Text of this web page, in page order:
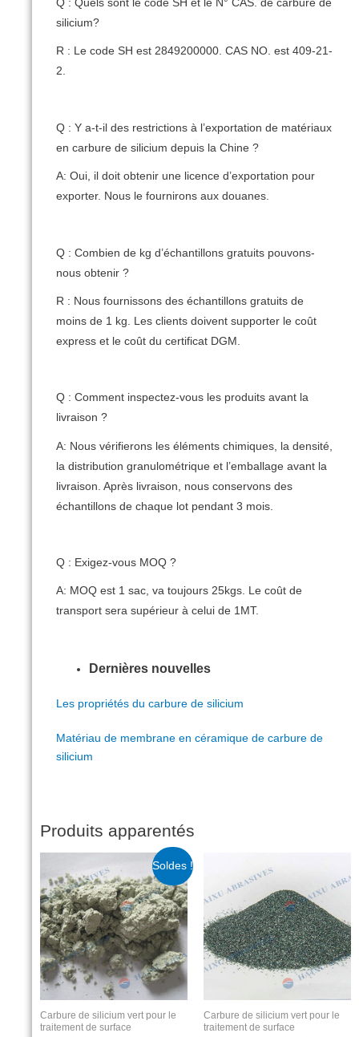
Q : Quels sont le code SH et le N° CAS. de carbure de
silicium?
R : Le code SH est 2849200000. CAS NO. est 409-21-
2.
Q : Y a-t-il des restrictions à l’exportation de matériaux
en carbure de silicium depuis la Chine ?
A: Oui, il doit obtenir une licence d’exportation pour
exporter. Nous le fournirons aux douanes.
Q : Combien de kg d’échantillons gratuits pouvons-
nous obtenir ?
R : Nous fournissons des échantillons gratuits de
moins de 1 kg.
Les clients doivent supporter le coût
express et le coût du certificat DGM.
Q : Comment inspectez-vous les produits avant la
livraison ?
A: Nous vérifierons les éléments chimiques, la densité,
la distribution granulométrique et l’emballage avant la
livraison. Après livraison, nous conservons des
échantillons de chaque lot pendant 3 mois.
Q : Exigez-vous MOQ ?
A: MOQ est 1 sac, va toujours 25kgs. Le coût de
transport sera supérieur à celui de 1MT.
Dernières nouvelles
Les propriétés du carbure de silicium
Matériau de membrane en céramique de carbure de
silicium
Produits apparentés
Soldes !
Carbure de silicium vert pour le
traitement de surface
Carbure de silicium vert pour le
traitement de surface